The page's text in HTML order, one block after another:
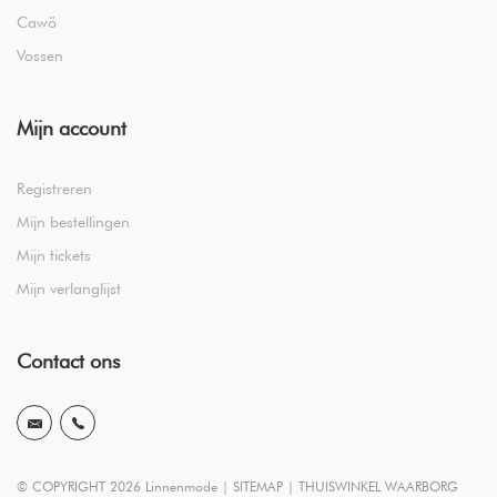
Cawö
Vossen
Mijn account
Registreren
Mijn bestellingen
Mijn tickets
Mijn verlanglijst
Contact ons
© COPYRIGHT 2026 Linnenmode | SITEMAP | THUISWINKEL WAARBORG